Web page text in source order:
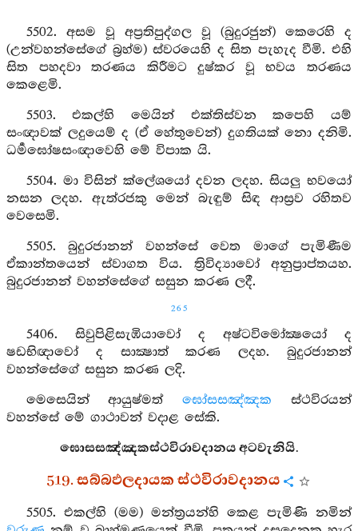
5502. අසම වූ අප්‍රතිපුද්ගල වූ (බුදුරජුන්) කෙරෙහි ද
(උන්වහන්සේගේ බ්‍රහ්ම) ස්වරයෙහි ද සිත පැහැද වීමි. එහි
සිත පහදවා තරණය කිරීමට දුෂ්කර වූ භවය තරණය
කෙළෙමි.
5503. එකල්හි මෙයින් එක්තිස්වන කපෙහි යම්
සංඥාවක් ලදුයෙම් ද (ඒ හේතුවෙන්) දුගතියක් නො දනිමි.
ධර්‍මඝෝෂසංඥාවෙහි මේ විපාක යි.
5504. මා විසින් ක්ලේශයෝ දවන ලදහ. සියලු භවයෝ
නසන ලදහ. ඇත්රජකු මෙන් බැඳුම් සිඳ ආස්‍රව රහිතව
වෙසෙමි.
5505. බුදුරජානන් වහන්සේ වෙත මාගේ පැමිණීම
ඒකාන්තයෙන් ස්වාගත විය. ත්‍රිවිද්‍යාවෝ අනුප්‍රාප්තයහ.
බුදුරජානන් වහන්සේගේ සසුන කරණ ලදී.
265
5406. සිවුපිළිසැඹියාවෝ ද අෂ්ටවිමෝක්‍ෂයෝ ද
ෂඩභිඥාවෝ ද සාක්‍ෂාත් කරණ ලදහ. බුදුරජානන්
වහන්සේගේ සසුන කරණ ලදි.
මෙසෙයින් ආයුෂ්මත්ඝෝසසඤ්ඤක ස්ථවිරයන්
වහන්සේ මේ ගාථාවන් වදාළ සේකි.
ඝොසසඤ්ඤකස්ථවිරාවදානය අටවැනියි.
519. සබ්බඵලදායක ස්ථවිරාවදානය
5505. එකල්හි (මම) මන්ත්‍රයන්හි කෙළ පැමිණි නමින්